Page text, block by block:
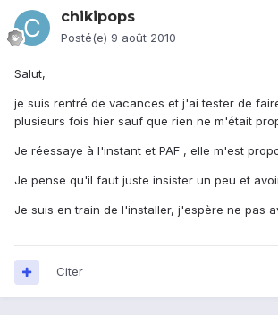
chikipops
Posté(e) 9 août 2010
Salut,
je suis rentré de vacances et j'ai tester de
plusieurs fois hier sauf que rien ne m'était
Je réessaye à l'instant et PAF , elle m'est
Je pense qu'il faut juste insister un peu et
Je suis en train de l'installer, j'espère ne pas
Citer